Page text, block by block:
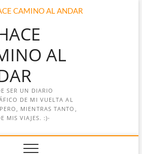
AL
SER UN DIARIO
DE MI VUELTA AL
MIENTRAS TANTO,
MIS VIAJES. :)-